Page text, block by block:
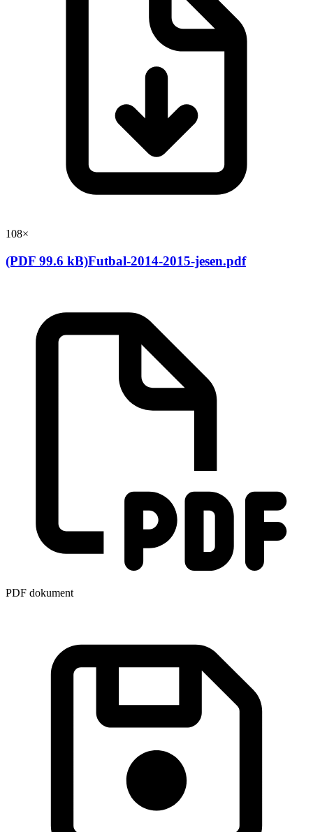
108×
(PDF 99.6 kB)Futbal-2014-2015-jesen.pdf
PDF dokument